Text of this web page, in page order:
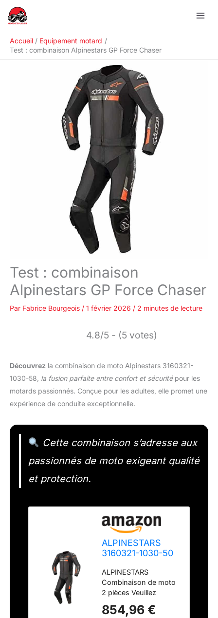
Accueil
Equipement motard
Test : combinaison Alpinestars GP Force Chaser
Test : combinaison
Alpinestars GP Force Chaser
Par Fabrice Bourgeois / 1 février 2026 / 2 minutes de lecture
4.8/5 - (5 votes)
Découvrez la combinaison de moto Alpinestars 3160321-
1030-58, la fusion parfaite entre confort et sécuritépour les
motards passionnés. Conçue pour les adultes, elle promet une
expérience de conduite exceptionnelle.
Cette combinaison s’adresse aux
passionnés de moto exigeant qualité
et protection.
ALPINESTARS
3160321-1030-50
Moto 2 pièces en
Cuir PA
(Polyamide)
ALPINESTARS
Combinaison de moto
2 pièces Veuillez
véhicule dans la liste
854,96 €
R
e
h